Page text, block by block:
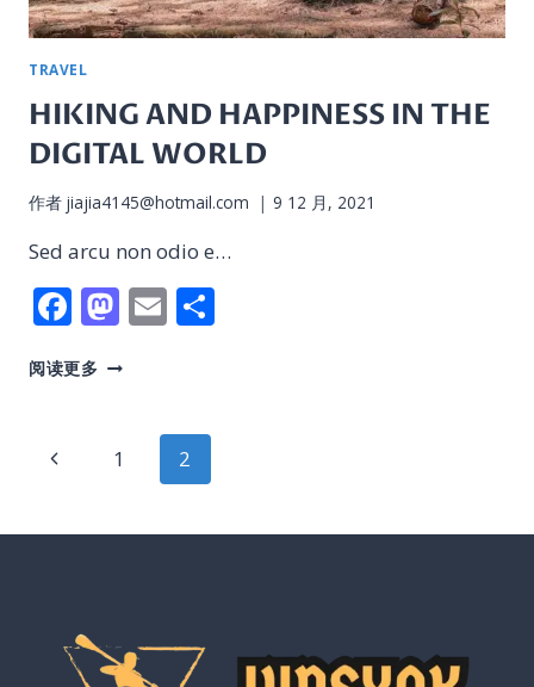
TRAVEL
HIKING AND HAPPINESS IN THE
DIGITAL WORLD
作者 jiajia4145@hotmail.com 9 12 月, 2021
Sed arcu non odio e…
Facebook
Mastodon
Email
阅读更多 HIKING
THE
DIGITAL
页
航
上
1 2